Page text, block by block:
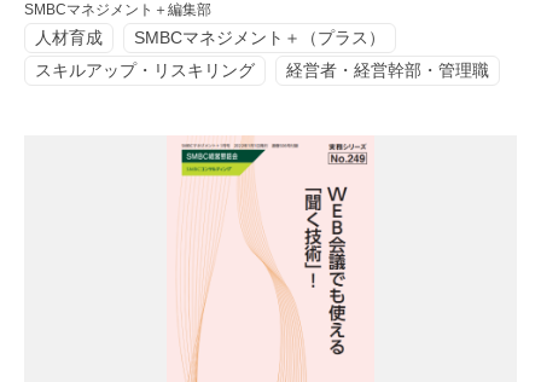
SMBCマネジメント＋編集部
人材育成
SMBCマネジメント＋（プラス）
スキルアップ・リスキリング
経営者・経営幹部・管理職